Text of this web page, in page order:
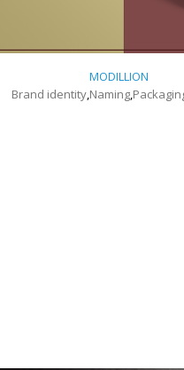
MODILLION
Brand identity,Naming,